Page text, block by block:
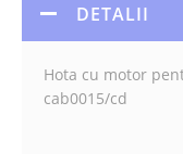
DETALII
Hota cu motor
cab0015/cd